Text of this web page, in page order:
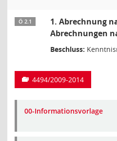
Ö 2.1
1. Abrechnung
Abrechnungen
Beschluss:
4494/2009-2014
00-Informationsvorlage